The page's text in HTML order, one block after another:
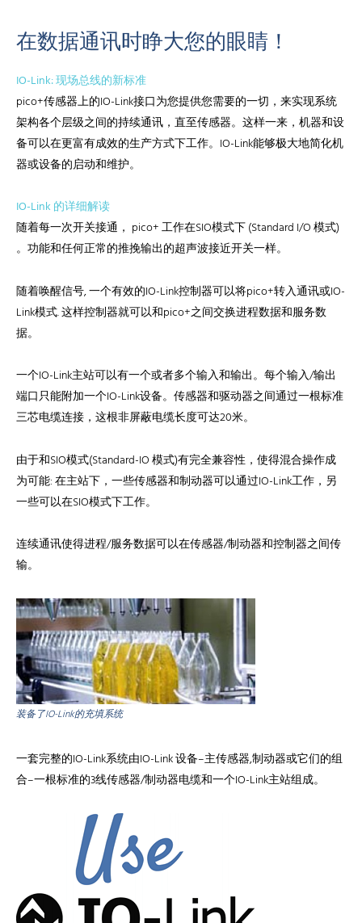
在数据通讯时睁大您的眼睛！
IO-Link: 现场总线的新标准
pico+传感器上的IO-Link接口为您提供您需要的一切，来实现系统
架构各个层级之间的持续通讯，直至传感器。这样一来，机器和设
备可以在更富有成效的生产方式下工作。IO-Link能够极大地简化机
器或设备的启动和维护。
IO-Link 的详细解读
随着每一次开关接通， pico+ 工作在SIO模式下 (Standard I/O 模式)
。功能和任何正常的推挽输出的超声波接近开关一样。
随着唤醒信号, 一个有效的IO-Link控制器可以将pico+转入通讯或IO-
Link模式. 这样控制器就可以和pico+之间交换进程数据和服务数
据。
一个IO-Link主站可以有一个或者多个输入和输出。每个输入/输出
端口只能附加一个IO-Link设备。传感器和驱动器之间通过一根标准
三芯电缆连接，这根非屏蔽电缆长度可达20米。
由于和SIO模式(Standard-IO 模式)有完全兼容性，使得混合操作成
为可能: 在主站下，一些传感器和制动器可以通过IO-Link工作，另
一些可以在SIO模式下工作。
连续通讯使得进程/服务数据可以在传感器/制动器和控制器之间传
输。
装备了IO-Link的充填系统
一套完整的IO-Link系统由IO-Link 设备–主传感器,制动器或它们的组
合–一根标准的3线传感器/制动器电缆和一个IO-Link主站组成。